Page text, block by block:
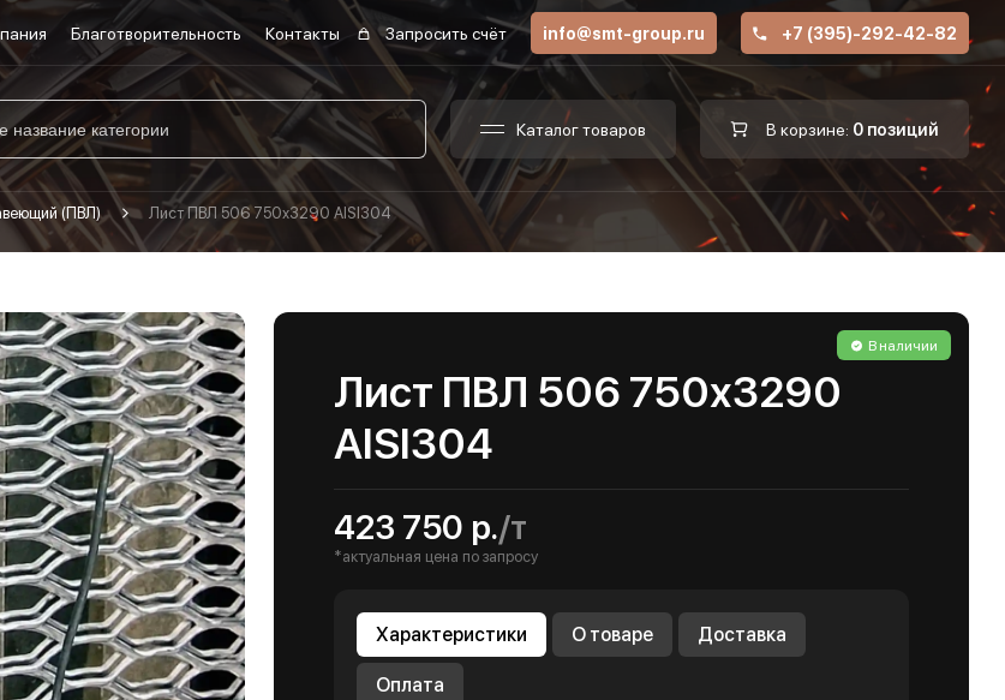
Благотворительность Контакты Запросить счёт info@smt-group.ru +7 (395)-292-42-82
Каталог товаров В корзине: 0 позиций
(ПВЛ) Лист ПВЛ 506 750х3290 AISI304
В наличии
Лист ПВЛ 506 750х3290
AISI304
423 750 р./т
*актуальная цена по запросу
Характеристики О товаре Доставка
Оплата